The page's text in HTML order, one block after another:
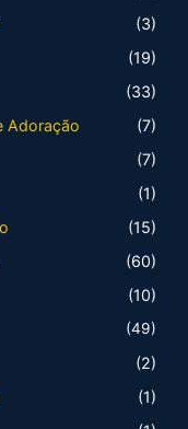
(3)
(19)
(33)
Adoração
(7)
(7)
(1)
(15)
(60)
(10)
(49)
(2)
(1)